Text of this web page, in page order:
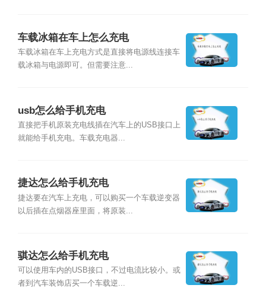
车载冰箱在车上怎么充电
车载冰箱在车上充电方式是直接将电源线连接车
载冰箱与电源即可。但需要注意...
usb怎么给手机充电
直接把手机原装充电线插在汽车上的USB接口上
就能给手机充电。车载充电器...
捷达怎么给手机充电
捷达要在汽车上充电，可以购买一个车载逆变器
以后插在点烟器座里面，将原装...
骐达怎么给手机充电
可以使用车内的USB接口，不过电流比较小。或
者到汽车装饰店买一个车载逆...